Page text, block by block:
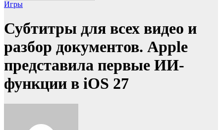
Игры
Субтитры для всех видео и
разбор документов. Apple
представила первые ИИ-
функции в iOS 27